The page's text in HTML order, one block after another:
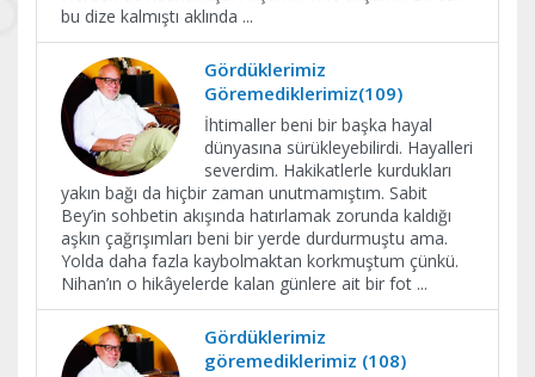
bu dize kalmıştı aklında ...
Gördüklerimiz
Göremediklerimiz(109)
İhtimaller beni bir başka hayal
dünyasına sürükleyebilirdi. Hayalleri
severdim. Hakikatlerle kurdukları
yakın bağı da hiçbir zaman unutmamıştım. Sabit
Bey’in sohbetin akışında hatırlamak zorunda kaldığı
aşkın çağrışımları beni bir yerde durdurmuştu ama.
Yolda daha fazla kaybolmaktan korkmuştum çünkü.
Nihan’ın o hikâyelerde kalan günlere ait bir fot ...
Gördüklerimiz
göremediklerimiz (108)